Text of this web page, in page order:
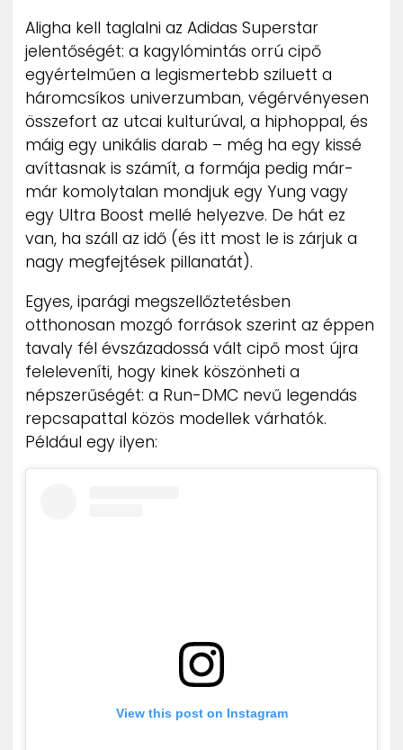
Aligha kell taglalni az Adidas Superstar
jelentőségét: a kagylómintás orrú cipő
egyértelműen a legismertebb sziluett a
háromcsíkos univerzumban, végérvényesen
összefort az utcai kulturúval, a hiphoppal, és
máig egy unikális darab – még ha egy kissé
avíttasnak is számít, a formája pedig már-
már komolytalan mondjuk egy Yung vagy
egy Ultra Boost mellé helyezve. De hát ez
van, ha száll az idő (és itt most le is zárjuk a
nagy megfejtések pillanatát).
Egyes, iparági megszellőztetésben
otthonosan mozgó források szerint az éppen
tavaly fél évszázadossá vált cipő most újra
feleleveníti, hogy kinek köszönheti a
népszerűségét: a Run-DMC nevű legendás
repcsapattal közös modellek várhatók.
Például egy ilyen:
View this post on Instagram